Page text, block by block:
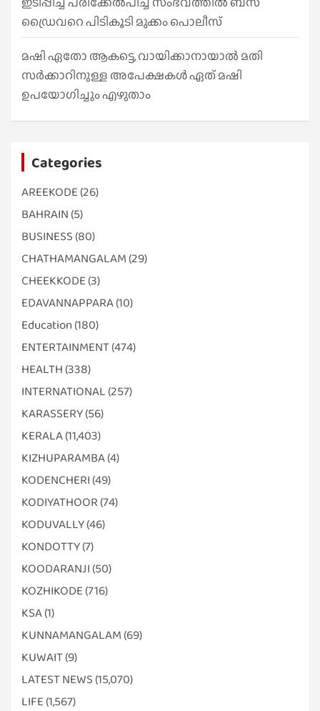
ഡ്രൈവറെ പിടികൂടി മുക്കം പൊലീസ്
മഷി ഏതോ ആകട്ടെ, വായിക്കാനായാൽ മതി​
സർക്കാറിനുള്ള അപേക്ഷകൾ ഏത് മഷി
ഉപയോഗിച്ചും എഴുതാം
Categories
AREEKODE (26)
BAHRAIN (5)
BUSINESS (80)
CHATHAMANGALAM (29)
CHEEKKODE (3)
EDAVANNAPPARA(10)
Education (180)
ENTERTAINMENT(474)
HEALTH (338)
INTERNATIONAL (257)
KARASSERY(56)
KERALA(11,403)
KIZHUPARAMBA(4)
KODENCHERI (49)
KODIYATHOOR (74)
KODUVALLY(46)
KONDOTTY(7)
KOODARANJI (50)
KOZHIKODE (716)
KSA(1)
KUNNAMANGALAM (69)
KUWAIT(9)
LATEST NEWS (15,070)
LIFE (1,567)